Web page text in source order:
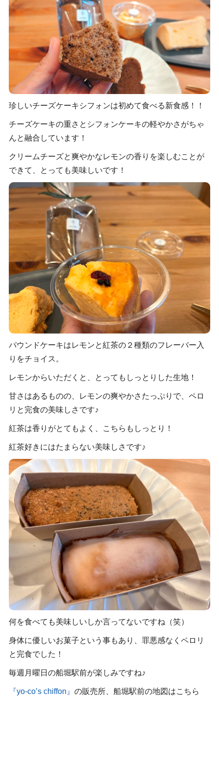
珍しいチーズケーキシフォンは初めて食べる新食感！！
チーズケーキの重さとシフォンケーキの軽やかさがちゃ
んと融合しています！
クリームチーズと爽やかなレモンの香りを楽しむことが
できて、とっても美味しいです！
パウンドケーキはレモンと紅茶の２種類のフレーバー入
りをチョイス。
レモンからいただくと、とってもしっとりした生地！
甘さはあるものの、レモンの爽やかさたっぷりで、ペロ
リと完食の美味しさです♪
紅茶は香りがとてもよく、こちらもしっとり！
紅茶好きにはたまらない美味しさです♪
何を食べても美味しいしか言ってないですね（笑）
身体に優しいお菓子という事もあり、罪悪感なくペロリ
と完食でした！
毎週月曜日の船堀駅前が楽しみですね♪
『yo-co’s chiffon』 の販売所、船堀駅前の地図はこちら